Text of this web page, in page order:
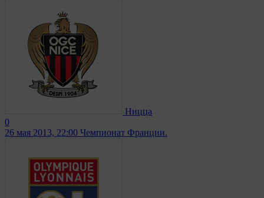
Ницца
0
26 мая 2013, 22:00 Чемпионат Франции.